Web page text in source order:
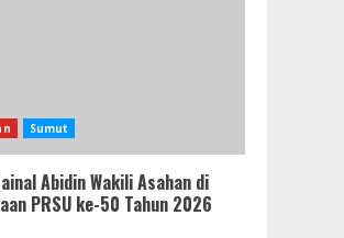
Sumut
Abidin Wakili Asahan di
PRSU ke-50 Tahun 2026